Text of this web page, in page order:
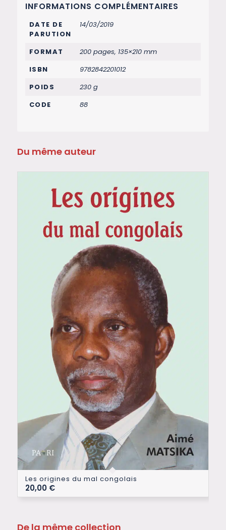
INFORMATIONS COMPLÉMENTAIRES
DATE DE
PARUTION
14/03/2019
FORMAT
200 pages, 135×210 mm
ISBN
9782842201012
POIDS
230 g
CODE
88
Du même auteur
Les origines du mal congolais
20,00 €
De la même collection